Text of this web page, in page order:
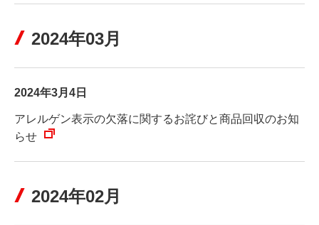
2024年03月
2024年3月4日
アレルゲン表示の欠落に関するお詫びと商品回収のお知
らせ
2024年02月